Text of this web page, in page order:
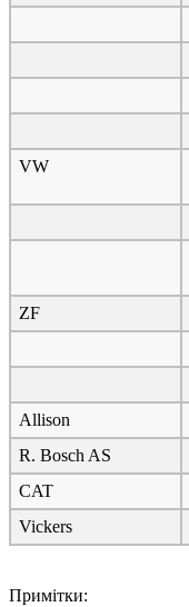
VW
ZF
Allison
R. Bosch AS
CAT
Vickers
Примітки: